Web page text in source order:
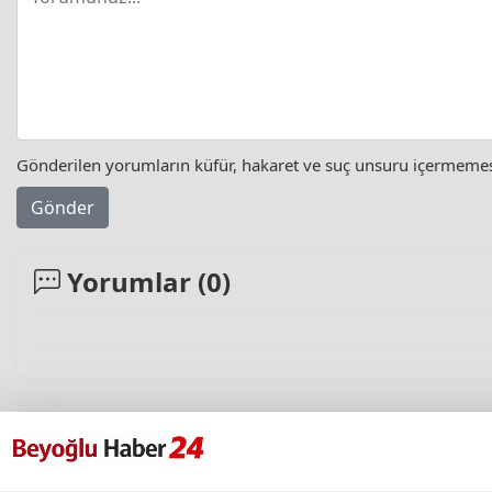
Gönderilen yorumların küfür, hakaret ve suç unsuru
Gönder
Yorumlar (0)